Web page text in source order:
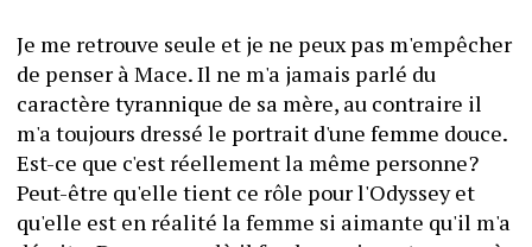
Je me retrouve seule et je ne peux pas m'empêcher
de penser à Mace. Il ne m'a jamais parlé du
caractère tyrannique de sa mère, au contraire il
m'a toujours dressé le portrait d'une femme douce.
Est-ce que c'est réellement la même personne?
Peut-être qu'elle tient ce rôle pour l'Odyssey et
qu'elle est en réalité la femme si aimante qu'il m'a